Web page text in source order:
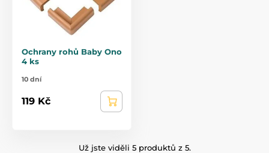
Ochrany rohů Baby Ono
4 ks
10 dní
119 Kč
Už jste viděli 5 produktů z 5.